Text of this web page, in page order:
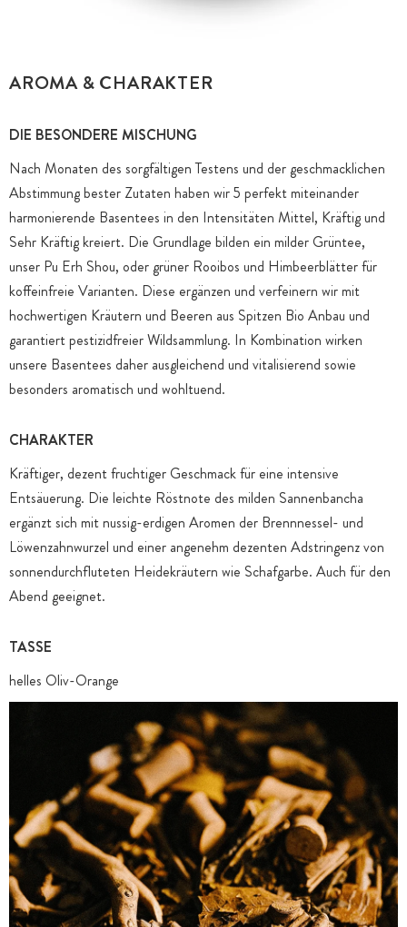
AROMA & CHARAKTER
DIE BESONDERE MISCHUNG
Nach Monaten des sorgfältigen Testens und der geschmacklichen
Abstimmung bester Zutaten haben wir 5 perfekt miteinander
harmonierende Basentees in den Intensitäten Mittel, Kräftig und
Sehr Kräftig kreiert. Die Grundlage bilden ein milder Grüntee,
unser Pu Erh Shou, oder grüner Rooibos und Himbeerblätter für
koffeinfreie Varianten. Diese ergänzen und verfeinern wir mit
hochwertigen Kräutern und Beeren aus Spitzen Bio Anbau und
garantiert pestizidfreier Wildsammlung. In Kombination wirken
unsere Basentees daher ausgleichend und vitalisierend sowie
besonders aromatisch und wohltuend.
CHARAKTER
Kräftiger, dezent fruchtiger Geschmack für eine intensive
Entsäuerung. Die leichte Röstnote des milden Sannenbancha
ergänzt sich mit nussig-erdigen Aromen der Brennnessel- und
Löwenzahnwurzel und einer angenehm dezenten Adstringenz von
sonnendurchfluteten Heidekräutern wie Schafgarbe. Auch für den
Abend geeignet.
TASSE
helles Oliv-Orange